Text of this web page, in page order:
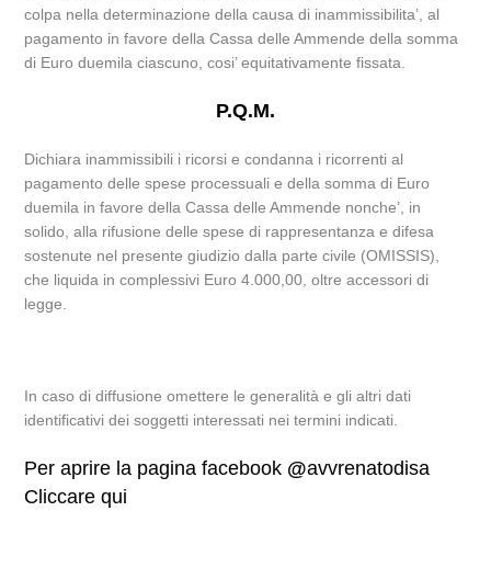
colpa nella determinazione della causa di inammissibilita’, al
pagamento in favore della Cassa delle Ammende della somma
di Euro duemila ciascuno, cosi’ equitativamente fissata.
P.Q.M.
Dichiara inammissibili i ricorsi e condanna i ricorrenti al
pagamento delle spese processuali e della somma di Euro
duemila in favore della Cassa delle Ammende nonche’, in
solido, alla rifusione delle spese di rappresentanza e difesa
sostenute nel presente giudizio dalla parte civile (OMISSIS),
che liquida in complessivi Euro 4.000,00, oltre accessori di
legge.
In caso di diffusione omettere le generalità e gli altri dati
identificativi dei soggetti interessati nei termini indicati.
Per aprire la pagina facebook @avvrenatodisa
Cliccare qui